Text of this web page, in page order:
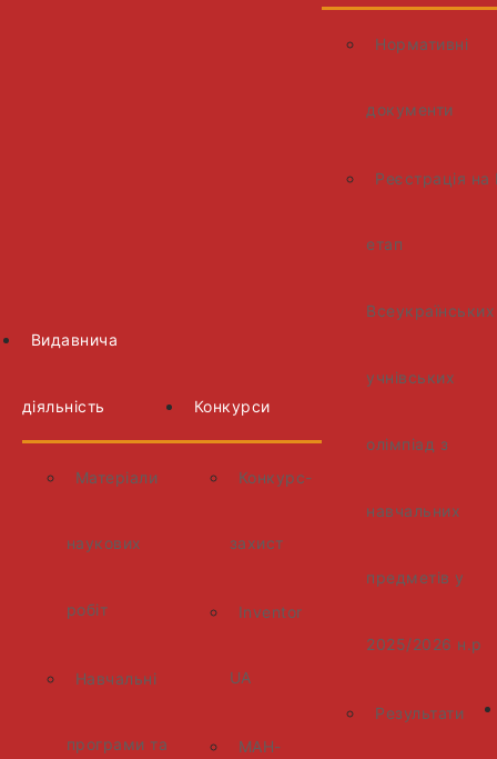
Видавнича
діяльність
Матеріали
наукових
робіт
Навчальні
програми та
Конкурси
Конкурс-
захист
Inventor
UA
МАН-
Нормативні
документи
Реєстрація на
етап
Всеукраїнських
учнівських
олімпіад з
навчальних
предметів у
2025/2026 н.р
Результати